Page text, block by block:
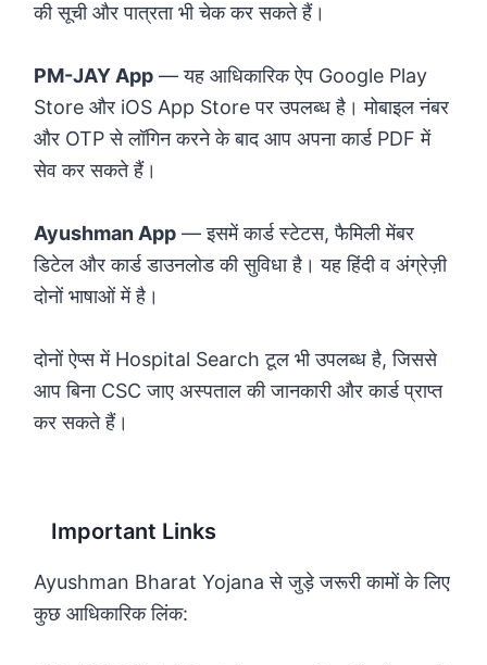
की सूची और पात्रता भी चेक कर सकते हैं।
PM-JAY App— यह आधिकारिक ऐप Google Play
Store और iOS App Store पर उपलब्ध है। मोबाइल नंबर
और OTP से लॉगिन करने के बाद आप अपना कार्ड PDF में
सेव कर सकते हैं।
Ayushman App— इसमें कार्ड स्टेटस, फैमिली मेंबर
डिटेल और कार्ड डाउनलोड की सुविधा है। यह हिंदी व अंग्रेज़ी
दोनों भाषाओं में है।
दोनों ऐप्स में Hospital Search टूल भी उपलब्ध है, जिससे
आप बिना CSC जाए अस्पताल की जानकारी और कार्ड प्राप्त
कर सकते हैं।
Important Links
Ayushman Bharat Yojana से जुड़े जरूरी कामों के लिए
कुछ आधिकारिक लिंक: